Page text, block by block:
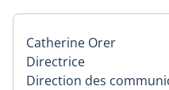
Catherine Orer
Directrice
Direction des